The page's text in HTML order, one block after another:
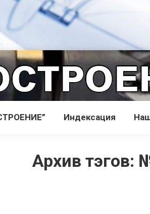
Индекcация
Архив тэгов: